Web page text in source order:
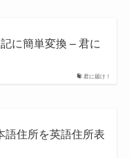
君に届け！
に簡単変換 – 君に
語住所を英語住所表